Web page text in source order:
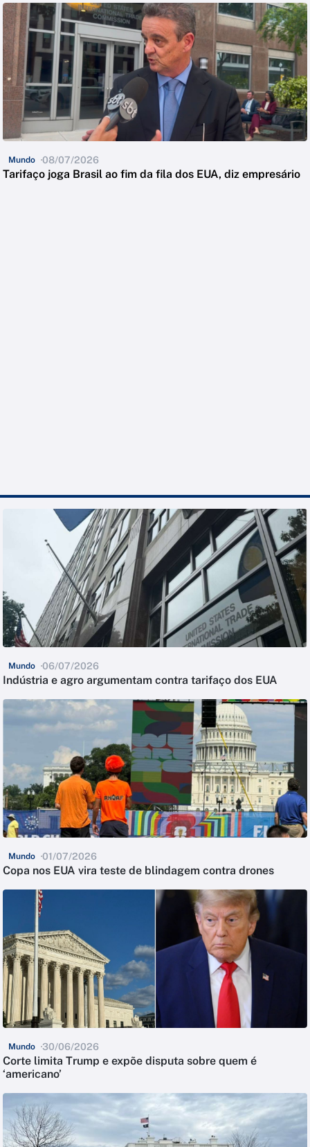
Mundo 08/07/2026
Tarifaço joga Brasil ao fim da fila dos EUA, diz empresário
Mundo 06/07/2026
Indústria e agro argumentam contra tarifaço dos EUA
Mundo 01/07/2026
Copa nos EUA vira teste de blindagem contra drones
Mundo 30/06/2026
Corte limita Trump e expõe disputa sobre quem é
‘americano’